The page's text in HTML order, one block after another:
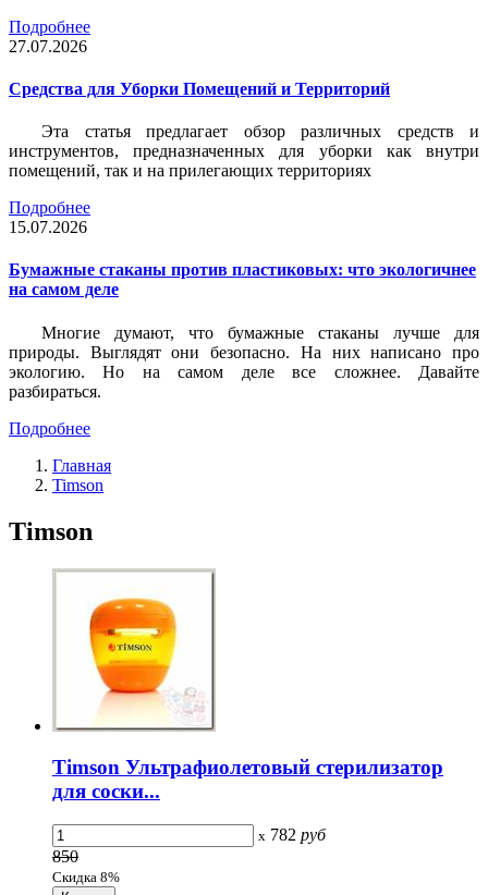
Подробнее
27.07.2026
Средства для Уборки Помещений и Территорий
Эта статья предлагает обзор различных средств и
инструментов, предназначенных для уборки как внутри
помещений, так и на прилегающих территориях
Подробнее
15.07.2026
Бумажные стаканы против пластиковых: что экологичнее
на самом деле
Многие думают, что бумажные стаканы лучше для
природы. Выглядят они безопасно. На них написано про
экологию. Но на самом деле все сложнее. Давайте
разбираться.
Подробнее
Главная
Timson
Timson
Timson Ультрафиолетовый стерилизатор
для соски...
x 782 руб
850
Скидка 8%